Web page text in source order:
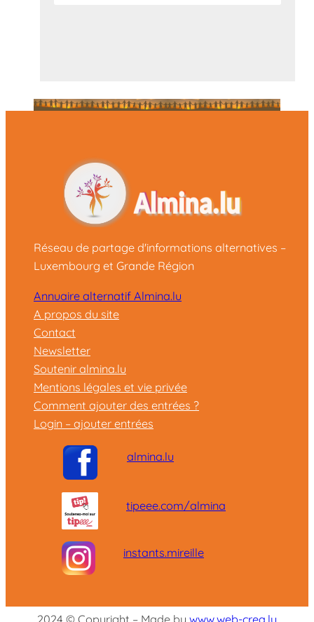
Réseau de partage d'informations alternatives –
Luxembourg et Grande Région
Annuaire alternatif Almina.lu
A propos du site
Contact
Newsletter
Soutenir almina.lu
Mentions légales et vie privée
Comment ajouter des entrées ?
Login – ajouter entrées
almina.lu
tipeee.com/almina
instants.mireille
2024 © Copyright – Made by www.web-crea.lu